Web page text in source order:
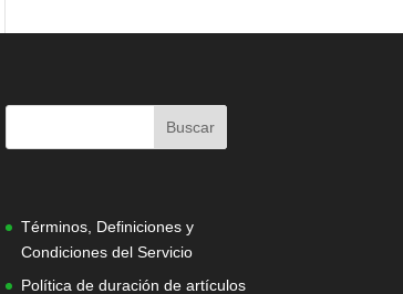
Términos, Definiciones y
Condiciones del Servicio
Política de duración de artículos